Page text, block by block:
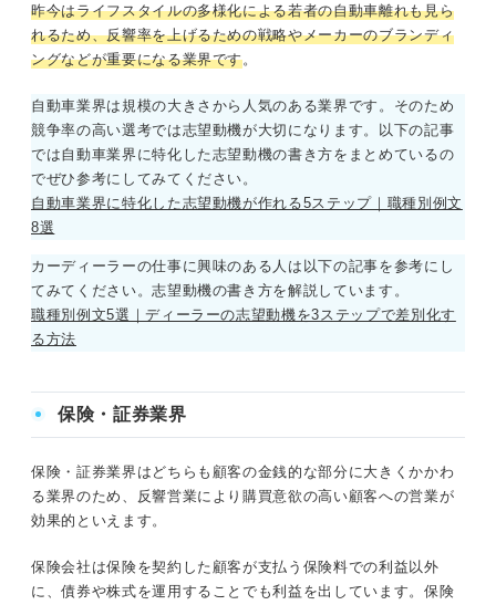
昨今はライフスタイルの多様化による若者の自動車離れも見ら
れるため、反響率を上げるための戦略やメーカーのブランディ
ングなどが重要になる業界です。
自動車業界は規模の大きさから人気のある業界です。そのため
競争率の高い選考では志望動機が大切になります。以下の記事
では自動車業界に特化した志望動機の書き方をまとめているの
でぜひ参考にしてみてください。
自動車業界に特化した志望動機が作れる5ステップ｜職種別例文
8選
カーディーラーの仕事に興味のある人は以下の記事を参考にし
てみてください。志望動機の書き方を解説しています。
職種別例文5選｜ディーラーの志望動機を3ステップで差別化す
る方法
保険・証券業界
保険・証券業界はどちらも顧客の金銭的な部分に大きくかかわ
る業界のため、反響営業により購買意欲の高い顧客への営業が
効果的といえます。
保険会社は保険を契約した顧客が支払う保険料での利益以外
に、債券や株式を運用することでも利益を出しています。保険